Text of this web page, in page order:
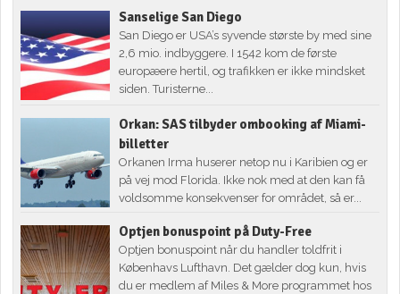
Sanselige San Diego
San Diego er USA’s syvende største by med sine
2,6 mio. indbyggere. I 1542 kom de første
europæere hertil, og trafikken er ikke mindsket
siden. Turisterne...
Orkan: SAS tilbyder ombooking af Miami-
billetter
Orkanen Irma huserer netop nu i Karibien og er
på vej mod Florida. Ikke nok med at den kan få
voldsomme konsekvenser for området, så er...
Optjen bonuspoint på Duty-Free
Optjen bonuspoint når du handler toldfrit i
Københavs Lufthavn. Det gælder dog kun, hvis
du er medlem af Miles & More programmet hos